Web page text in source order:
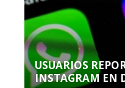
USUARIOS
INSTAGRAM EN